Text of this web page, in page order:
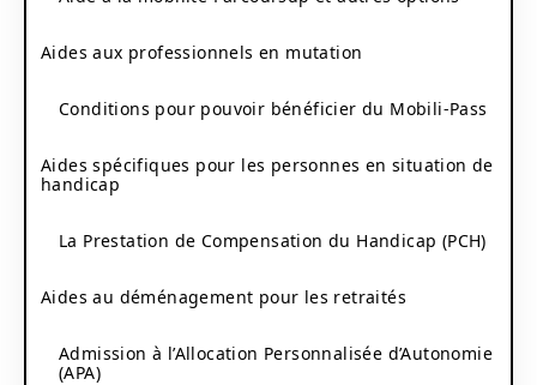
Aides aux professionnels en mutation
Conditions pour pouvoir bénéficier du Mobili-Pass
Aides spécifiques pour les personnes en situation de
handicap
La Prestation de Compensation du Handicap (PCH)
Aides au déménagement pour les retraités
Admission à l’Allocation Personnalisée d’Autonomie
(APA)